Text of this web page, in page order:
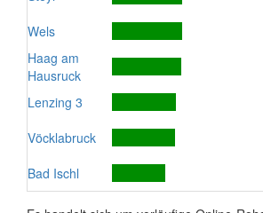
Wels
Haag am
Hausruck
Lenzing 3
Vöcklabruck
Bad Ischl